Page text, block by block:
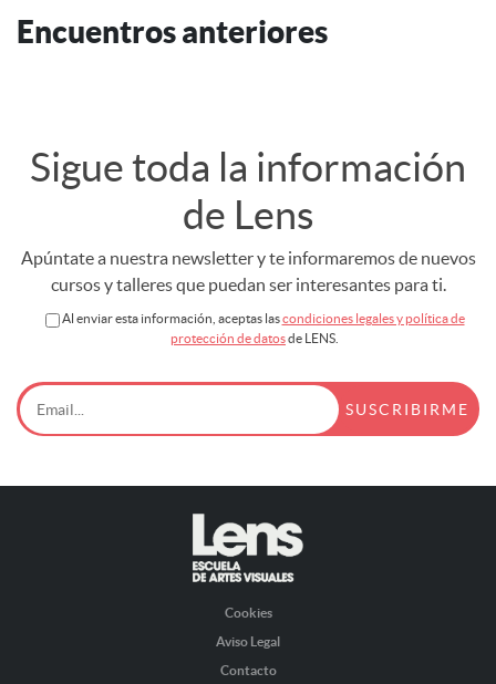
Encuentros anteriores
Sigue toda la información
de Lens
Apúntate a nuestra newsletter y te informaremos de nuevos
cursos y talleres que puedan ser interesantes para ti.
Al enviar esta información, aceptas lascondiciones legales y política de
protección de datosde LENS.
Cookies
Aviso Legal
Contacto